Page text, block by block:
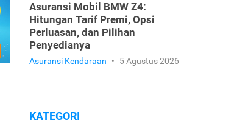
Asuransi Mobil BMW Z4:
Hitungan Tarif Premi, Opsi
Perluasan, dan Pilihan
Penyedianya
Asuransi Kendaraan • 5 Agustus 2026
KATEGORI